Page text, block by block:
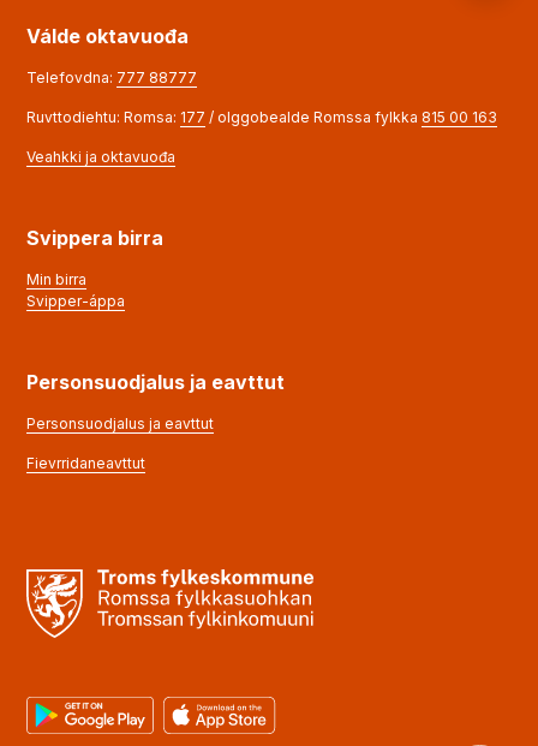
Válde oktavuođa
Telefovdna: 777 88777
Ruvttodiehtu: Romsa: 177 / olggobealde Romssa fylkka 815 00 163
Veahkki ja oktavuođa
Svippera birra
Min birra
Svipper-áppa
Personsuodjalus ja eavttut
Personsuodjalus ja eavttut
Fievrridaneavttut